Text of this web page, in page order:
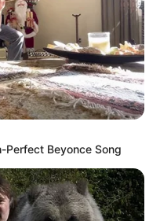
LLANO
MEDELLÍN
DE AGUA
Perfect Beyonce Song